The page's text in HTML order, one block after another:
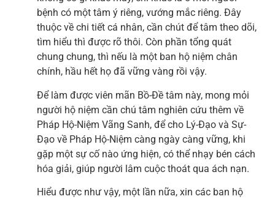
bệnh có một tâm ý riêng, vướng mắc riêng. Đây
thuộc về chi tiết cá nhân, cần chút để tâm theo dõi,
tìm hiểu thì được rõ thôi. Còn phần tổng quát
chung chung, thì nếu là một ban hộ niệm chân
chính, hầu hết họ đã vững vàng rồi vậy.
Để làm được viên mãn Bồ-Đề tâm này, mong mỏi
người hộ niệm cần chú tâm nghiên cứu thêm về
Pháp Hộ-Niệm Vãng Sanh, để cho Lý-Đạo và Sự-
Đạo về Pháp Hộ-Niệm càng ngày càng vững, khi
gặp một sự cố nào ứng hiện, có thể nhạy bén cách
hóa giải, giúp người lâm cuộc thoát qua ách nạn.
Hiểu được như vậy, một lần nữa, xin các ban hộ